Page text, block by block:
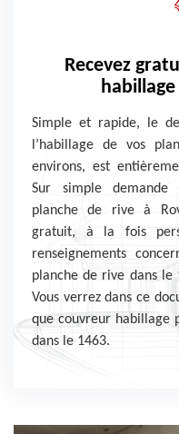
Recevez
Simple et rapide, le
l’habillage de vos
environs, est
Sur simple demande
planche de rive à
gratuit, à la fois
renseignements
planche de rive dans le
Vous verrez dans ce
que couvreur habillage
dans le 1463.